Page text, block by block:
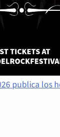
publica los